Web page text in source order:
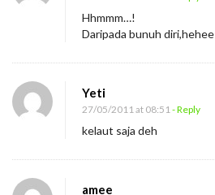
Hhmmm…!
Daripada bunuh diri,hehee
Yeti
27/05/2011 at 08:51 - Reply
kelaut saja deh
amee